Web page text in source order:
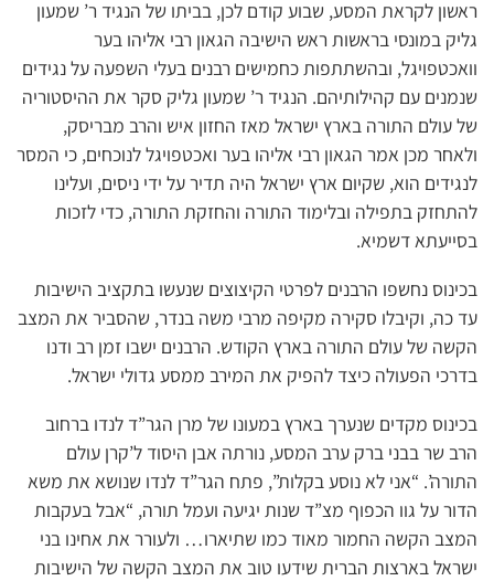
ראשון לקראת המסע, שבוע קודם לכן, בביתו של הנגיד ר’ שמעון
גליק במונסי בראשות ראש הישיבה הגאון רבי אליהו בער
וואכטפויגל, ובהשתתפות כחמישים רבנים בעלי השפעה על נגידים
שנמנים עם קהילותיהם. הנגיד ר’ שמעון גליק סקר את ההיסטוריה
של עולם התורה בארץ ישראל מאז החזון איש והרב מבריסק,
ולאחר מכן אמר הגאון רבי אליהו בער ואכטפויגל לנוכחים, כי המסר
לנגידים הוא, שקיום ארץ ישראל היה תדיר על ידי ניסים, ועלינו
להתחזק בתפילה ובלימוד התורה והחזקת התורה, כדי לזכות
בסייעתא דשמיא.
בכינוס נחשפו הרבנים לפרטי הקיצוצים שנעשו בתקציב הישיבות
עד כה, וקיבלו סקירה מקיפה מרבי משה בנדר, שהסביר את המצב
הקשה של עולם התורה בארץ הקודש. הרבנים ישבו זמן רב ודנו
בדרכי הפעולה כיצד להפיק את המירב ממסע גדולי ישראל.
בכינוס מקדים שנערך בארץ במעונו של מרן הגר”ד לנדו ברחוב
הרב שר בבני ברק ערב המסע, נורתה אבן היסוד ל’קרן עולם
התורה’. “אני לא נוסע בקלות”, פתח הגר”ד לנדו שנושא את משא
הדור על גוו הכפוף מצ”ד שנות יגיעה ועמל תורה, “אבל בעקבות
המצב הקשה החמור מאוד כמו שתיארו… ולעורר את אחינו בני
ישראל בארצות הברית שידעו טוב את המצב הקשה של הישיבות